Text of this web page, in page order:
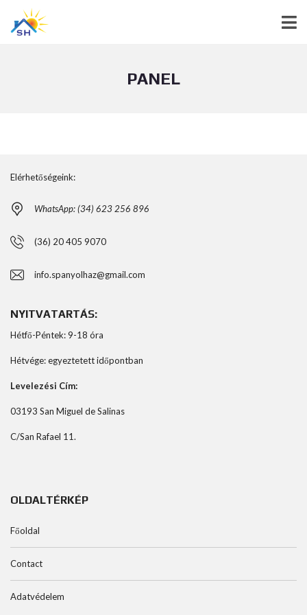
PANEL
Elérhetőségeink:
WhatsApp: (34) 623 256 896
(36) 20 405 9070
info.spanyolhaz@gmail.com
NYITVATARTÁS:
Hétfő-Péntek: 9-18 óra
Hétvége: egyeztetett időpontban
Levelezési Cím:
03193 San Miguel de Salinas
C/San Rafael 11.
OLDALTÉRKÉP
Főoldal
Contact
Adatvédelem